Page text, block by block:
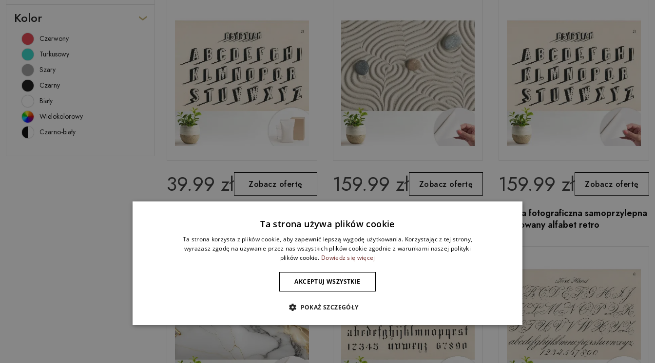
Kolor
Czerwony
Turkusowy
Szary
Czarny
Biały
Wielokolorowy
Czarno-biały
39.99 zł Zobacz ofertę
Stylizowany alfabet retro
159.99 zł Zobacz ofertę
medytacyjna
159.99 zł Zobacz ofertę
Tapeta fotograficzna samoprzylepna
Stylizowany alfabet retro
Ta strona używa plików cookie
Ta strona korzysta z plików cookie, aby zapewnić lepszą wygodę użytkowania. Korzystając z tej strony,
wyrażasz zgodę na używanie przez nas wszystkich plików cookie zgodnie z warunkami naszej polityki
plików cookie. Dowiedz się więcej
AKCEPTUJ WSZYSTKIE
POKAŻ SZCZEGÓŁY